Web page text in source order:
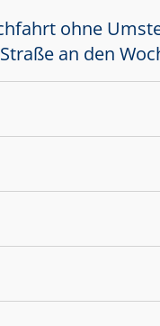
ohne
an den
der Bauarbeiten
Sperrung der
verlängert den